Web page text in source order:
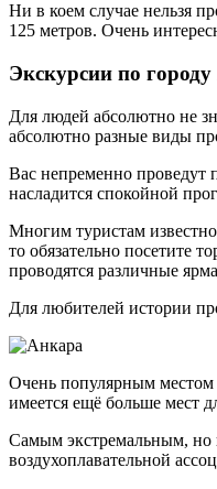
Ни в коем случае нельзя
125 метров. Очень
Экскурсии по
Для людей абсолютно не
абсолютно разные виды
Вас непременно проведут
насладится спокойной
Многим туристам
то обязательно посетите
проводятся различные
Для любителей истории
Очень популярным местом
имеется ещё больше мест
Самым экстремальным, но
воздухоплавательной